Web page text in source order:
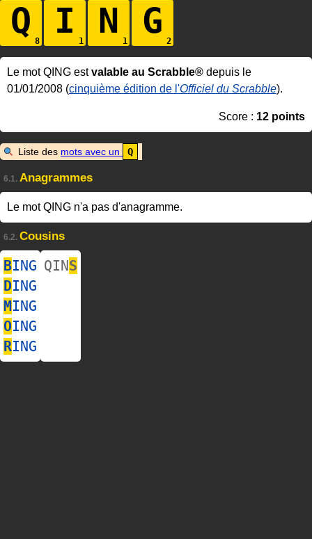
Q I N G
Le mot QING estvalable au Scrabble® depuis le
01/01/2008 (cinquième édition de l'Officiel du Scrabble).
Score : 12 points
Liste des mots avec un Q
6.1. Anagrammes
Le mot QING n'a pas d'anagramme.
6.2. Cousins
BING
DING
MING
OING
RING
QINS